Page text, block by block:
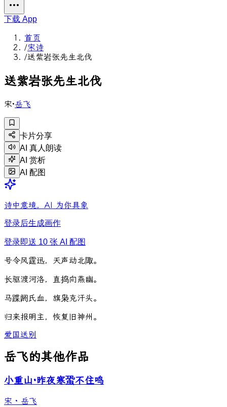
下载 App
首页
/宋诗
/送紫岩张先生北伐
送紫岩张先生北伐
宋·岳飞
卡片分享
AI 真人朗读
AI 赏析
AI 配图
诗中意境，AI 为你具象
登录后生成画作
登录即送 10 张 AI 配图
号令风霆迅， 天声动北陬。
长驱渡河洛， 直捣向燕幽。
马蹀阏氏血， 旗枭克汗头。
归来报明主， 恢复 旧神州 。
爱国送别
岳飞的其他作品
小重山·昨夜寒蛩不住鸣
宋 · 岳飞